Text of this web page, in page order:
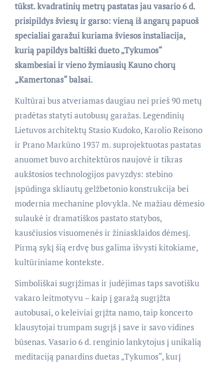
tūkst. kvadratinių metrų pastatas jau vasario 6 d.
prisipildys šviesų ir garso: vieną iš angarų papuoš
specialiai garažui kuriama šviesos instaliacija,
kurią papildys baltiški dueto „Tykumos“
skambesiai ir vieno žymiausių Kauno chorų
„Kamertonas“ balsai.
Kultūrai bus atveriamas daugiau nei prieš 90 metų
pradėtas statyti autobusų garažas. Legendinių
Lietuvos architektų Stasio Kudoko, Karolio Reisono
ir Prano Markūno 1937 m. suprojektuotas pastatas
anuomet buvo architektūros naujovė ir tikras
aukštosios technologijos pavyzdys: stebino
įspūdinga skliautų gelžbetonio konstrukcija bei
modernia mechanine plovykla. Ne mažiau dėmesio
sulaukė ir dramatiškos pastato statybos,
kausčiusios visuomenės ir žiniasklaidos dėmesį.
Pirmą sykį šią erdvę bus galima išvysti kitokiame,
kultūriniame kontekste.
Simboliškai sugrįžimas ir judėjimas taps savotišku
vakaro leitmotyvu – kaip į garažą sugrįžta
autobusai, o keleiviai grįžta namo, taip koncerto
klausytojai trumpam sugrįš į save ir savo vidines
būsenas. Vasario 6 d. renginio lankytojus į unikalią
meditaciją panardins duetas „Tykumos“, kurį